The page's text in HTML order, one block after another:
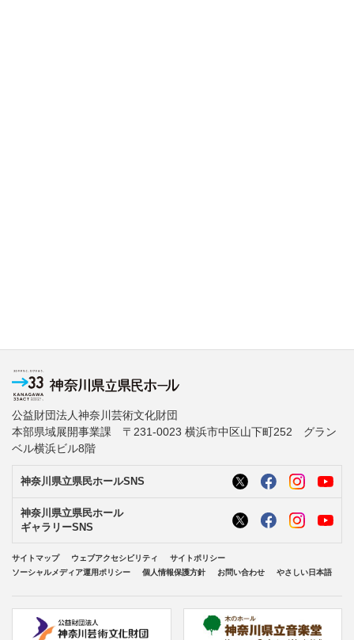
公益財団法人神奈川芸術文化財団
本部県域展開事業課 〒231-0023 横浜市中区山下町252 グラン
ベル横浜ビル8階
神奈川県立県民ホールSNS
神奈川県立県民ホール
ギャラリーSNS
サイトマップ ウェブアクセシビリティ
サイトポリシー
ソーシャルメディア運用ポリシー
個人情報保護方針 お問い合わせ やさしい日本語